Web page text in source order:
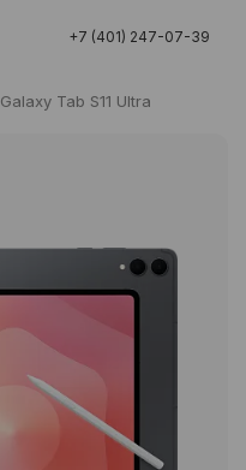
+7 (401) 247-07-39
Galaxy Tab S11 Ultra